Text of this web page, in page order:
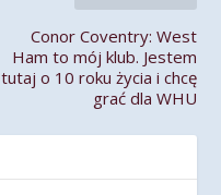
Conor Coventry: West
Ham to mój klub. Jestem
tutaj o 10 roku życia i chcę
grać dla WHU